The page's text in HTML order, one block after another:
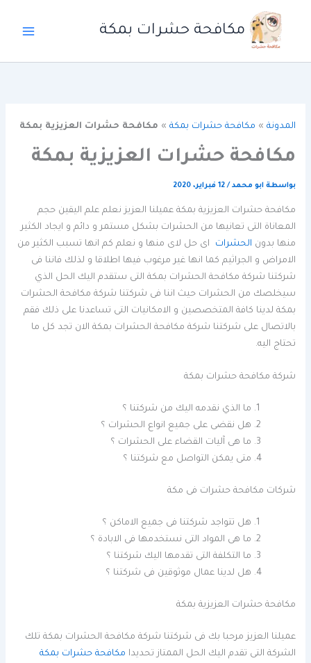
المحتوى
مكافحة حشرات بمكة
المدونة » مكافحة حشرات بمكة » مكافحة حشرات العزيزية بمكة
مكافحة حشرات العزيزية بمكة
بواسطة ابو محمد/12 فبراير، 2020
مكافحة حشرات العزيزية بمكة عميلنا العزيز نعلم علم اليقين حجم
المعاناة التى تعانيها من الحشرات بشكل مستمر و دائم و ايجاد الكثير
منها بدون الحشرات
اى حل لاى منها و نعلم كم انها تسبب الكثير من
الامراض و الجراثيم كما انها غير مرغوب فيها اطلاقا و لذلك فاننا فى
شركتنا شركة مكافحة الحشرات بمكة التى ستقدم اليك الحل الذي
سيخلصك من الحشرات حيث اننا فى شركتنا شركة مكافحة الحشرات
بمكة لدينا كافة المتخصصين و الامكانيات التى تساعدنا على ذلك فقم
بالاتصال على شركتنا شركة مكافحة الحشرات بمكة الان تجد كل ما
تحتاج اليه.
شركة مكافحة حشرات بمكة
ما الذي نقدمه اليك من شركتنا ؟
هل نقضى على جميع انواع الحشرات ؟
ما هى آليات القضاء على الحشرات ؟
متى يمكن التواصل مع شركتنا ؟
شركات مكافحة حشرات فى مكة
هل تتواجد شركتنا فى جميع الاماكن ؟
ما هى المواد التى نستخدمها فى الابادة ؟
ما التكلفة التى تقدمها اليك شركتنا ؟
هل لدينا عمال موثوقين فى شركتنا ؟
مكافحة حشرات العزيزية بمكة
عميلنا العزيز مرحبا بك فى شركتنا شركة مكافحة الحشرات بمكة تلك
الشركة التى تقدم اليك الحل الممتاز تحديدا مكافحة حشرات بمكة